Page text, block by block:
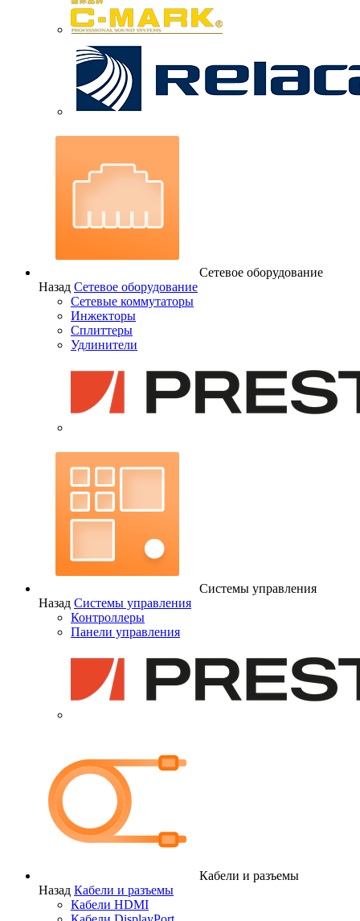
Сетевое оборудование
Назад Сетевое оборудование
Сетевые коммутаторы
Инжекторы
Сплиттеры
Удлинители
Системы управления
Назад Системы управления
Контроллеры
Панели управления
Кабели и разъемы
Назад Кабели и разъемы
Кабели HDMI